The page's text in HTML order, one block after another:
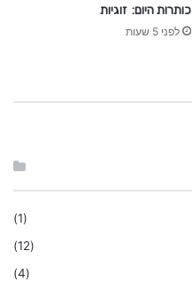
כותרות היום: זוגיות
לפני 5 שעות
(1)
(12)
(4)